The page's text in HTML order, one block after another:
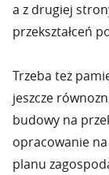
a z drugiej
przekształceń
Trzeba też
jeszcze
budowy na
opracowanie
planu